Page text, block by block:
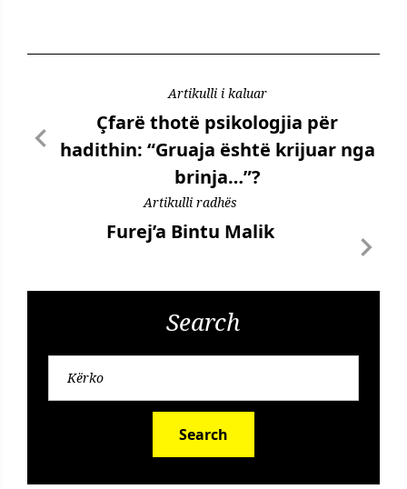
Artikulli i kaluar
Çfarë thotë psikologjia për
hadithin: “Gruaja është krijuar nga
brinja…”?
Artikulli radhës
Furej’a Bintu Malik
Search
Search